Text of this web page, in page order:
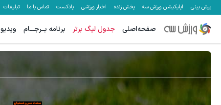
پیش بینی اپلیکیشن ورزش سه پخش زنده اخبار ورزشی پادکست تماس با ما تبلیغات
صفحه‌اصلی جدول لیگ برتر برنامه بــرجـــام ویدیو